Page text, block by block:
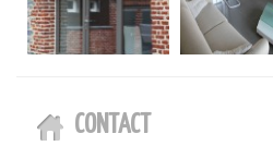
CONTACT